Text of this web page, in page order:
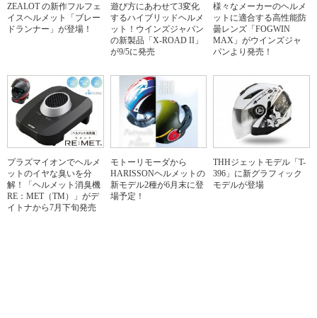
ZEALOT の新作フルフェ
イスヘルメット「ブレー
ドランナー」が登場！
遊び方にあわせて3変化
するハイブリッドヘルメ
ット！ウインズジャパン
の新製品「X-ROAD II」
が9/5に発売
様々なメーカーのヘルメ
ットに適合する高性能防
曇レンズ「FOGWIN
MAX」がウインズジャ
パンより発売！
プラズマイオンでヘルメ
ットのイヤな臭いを分
解！「ヘルメット消臭機
RE：MET（TM）」がデ
イトナから7月下旬発売
モトーリモーダから
HARISSONヘルメットの
新モデル2種が6月末に登
場予定！
THHジェットモデル「T-
396」に新グラフィック
モデルが登場